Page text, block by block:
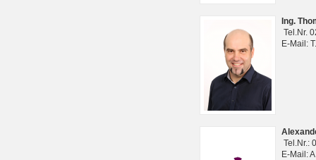
Ing.
Tel.Nr.
E-Mail:
Tel.Nr.:
E-Mail: